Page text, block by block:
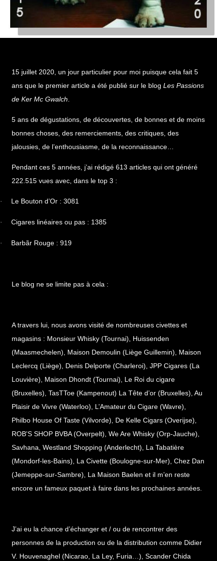
15 juillet 2020, un jour particulier pour moi puisque cela fait 5
ans que le premier article a été publié sur le blog Les Passions
de Ker Mc Gwalch.
5 ans de dégustations, de découvertes, de bonnes et de moins
bonnes choses, des remerciements, des critiques, des
jalousies, de l’enthousiasme, de la reconnaissance…
Pendant ces 5 années, j’ai rédigé 613 articles qui ont généré
222.515 vues avec, dans le top 3 :
· Le Bouton d’Or : 3081
· Cigares linéaires ou pas : 1385
· Barbãr Rouge : 919
Le blog ne se limite pas à cela :
A travers lui, nous avons visité de nombreuses civettes et
magasins : Monsieur Whisky (Tournai), Huissenden
(Maasmechelen), Maison Demoulin (Liège Guillemin), Maison
Leclercq (Liège), Denis Delporte (Charleroi), JPP Cigares (La
Louvière), Maison Dhondt (Tournai), Le Roi du cigare
(Bruxelles), TasTToe (Kampenout) La Tête d’or (Bruxelles), Au
Plaisir de Vivre (Waterloo), L’Amateur du Cigare (Wavre),
Philbo House Of Taste (Vilvorde), De Kelle Cigars (Overijse),
ROB'S SHOP BVBA (Overpelt), We Are Whisky (Orp-Jauche),
Savhana, Westland Shopping (Anderlecht), La Tabatière
(Mondorf-les-Bains), La Civette (Boulogne-sur-Mer), Chez Dan
(Jemeppe-sur-Sambre), La Maison Baelen et il m’en reste
encore un fameux paquet à faire dans les prochaines années.
J’ai eu la chance d’échanger et / ou de rencontrer des
personnes de la production ou de la distribution comme Didier
V. Houvenaghel (Nicarao, La Ley, Furia…), Scander Chida